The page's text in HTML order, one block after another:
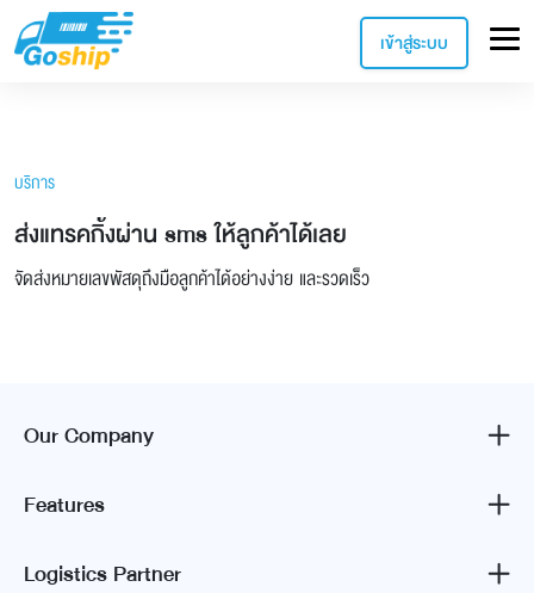
เข้าสู่ระบบ
บริการ
ส่งแทรคกิ้งผ่าน sms ให้ลูกค้าได้เลย
จัดส่งหมายเลขพัสดุถึงมือลูกค้าได้อย่างง่าย และรวดเร็ว
Our Company
Features
Logistics Partner